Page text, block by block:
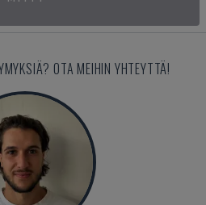
OTA MEIHIN YHTEYTTÄ!